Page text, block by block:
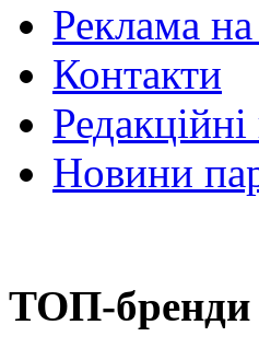
Реклама на
Контакти
Новини
ТОП-бренди